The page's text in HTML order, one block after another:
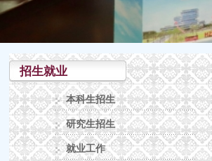
招生就业
本科生招生
研究生招生
就业工作